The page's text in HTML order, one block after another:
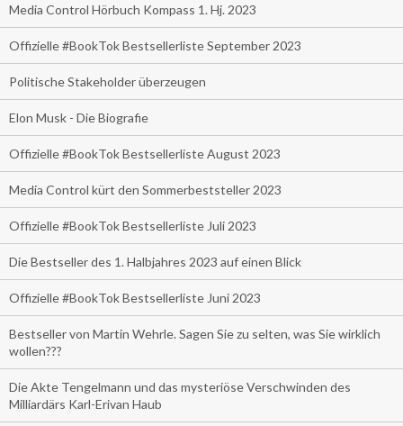
Media Control Hörbuch Kompass 1. Hj. 2023
Offizielle #BookTok Bestsellerliste September 2023
Politische Stakeholder überzeugen
Elon Musk - Die Biografie
Offizielle #BookTok Bestsellerliste August 2023
Media Control kürt den Sommerbeststeller 2023
Offizielle #BookTok Bestsellerliste Juli 2023
Die Bestseller des 1. Halbjahres 2023 auf einen Blick
Offizielle #BookTok Bestsellerliste Juni 2023
Bestseller von Martin Wehrle. Sagen Sie zu selten, was Sie wirklich
wollen???
Die Akte Tengelmann und das mysteriöse Verschwinden des
Milliardärs Karl-Erivan Haub